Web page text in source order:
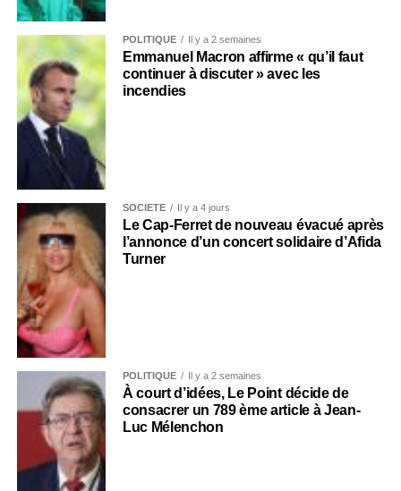
POLITIQUE Il y a 2 semaines
Emmanuel Macron affirme « qu’il faut
continuer à discuter » avec les
incendies
SOCIÉTÉ Il y a 4 jours
Le Cap-Ferret de nouveau évacué après
l’annonce d’un concert solidaire d’Afida
Turner
POLITIQUE Il y a 2 semaines
À court d’idées, Le Point décide de
consacrer un 789 ème article à Jean-
Luc Mélenchon